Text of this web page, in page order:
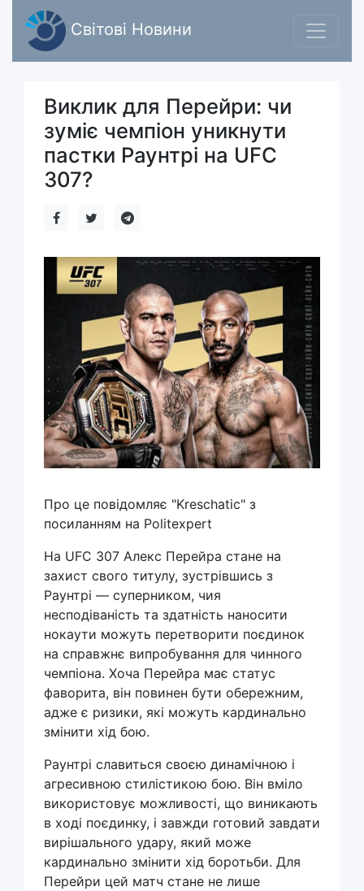
Світові Новини
Виклик для Перейри: чи
зуміє чемпіон уникнути
пастки Раунтрі на UFC
307?
Про це повідомляє "Kreschatic" з
посиланням на Politexpert
На UFC 307 Алекс Перейра стане на
захист свого титулу, зустрівшись з
Раунтрі — суперником, чия
несподіваність та здатність наносити
нокаути можуть перетворити поєдинок
на справжнє випробування для чинного
чемпіона. Хоча Перейра має статус
фаворита, він повинен бути обережним,
адже є ризики, які можуть кардинально
змінити хід бою.
Раунтрі славиться своєю динамічною і
агресивною стилістикою бою. Він вміло
використовує можливості, що виникають
в ході поєдинку, і завжди готовий завдати
вирішального удару, який може
кардинально змінити хід боротьби. Для
Перейри цей матч стане не лише